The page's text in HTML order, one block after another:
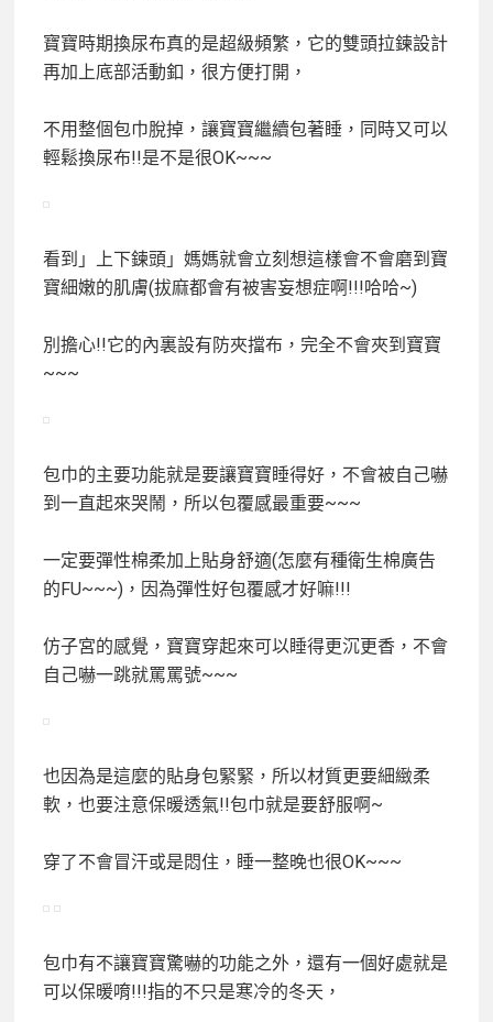
寶寶時期換尿布真的是超級頻繁，它的雙頭拉鍊設計
再加上底部活動釦，很方便打開，
不用整個包巾脫掉，讓寶寶繼續包著睡，同時又可以
輕鬆換尿布!!是不是很OK~~~
看到」上下鍊頭」媽媽就會立刻想這樣會不會磨到寶
寶細嫩的肌膚(拔麻都會有被害妄想症啊!!!哈哈~)
別擔心!!它的內裏設有防夾擋布，完全不會夾到寶寶
~~~
包巾的主要功能就是要讓寶寶睡得好，不會被自己嚇
到一直起來哭鬧，所以包覆感最重要~~~
一定要彈性棉柔加上貼身舒適(怎麼有種衛生棉廣告
的FU~~~)，因為彈性好包覆感才好嘛!!!
仿子宮的感覺，寶寶穿起來可以睡得更沉更香，不會
自己嚇一跳就罵罵號~~~
也因為是這麼的貼身包緊緊，所以材質更要細緻柔
軟，也要注意保暖透氣!!包巾就是要舒服啊~
穿了不會冒汗或是悶住，睡一整晚也很OK~~~
包巾有不讓寶寶驚嚇的功能之外，還有一個好處就是
可以保暖唷!!!指的不只是寒冷的冬天，